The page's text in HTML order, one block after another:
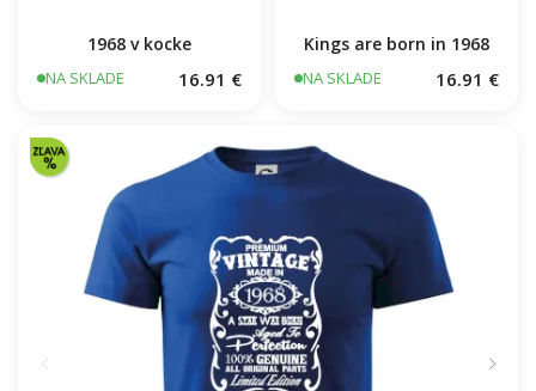
1968 v kocke
NA SKLADE 16.91 €
Kings are born in 1968
NA SKLADE 16.91 €